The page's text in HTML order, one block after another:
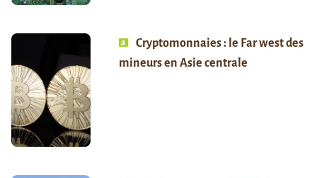
Cryptomonnaies : le Far west des
mineurs en Asie centrale